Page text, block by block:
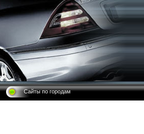
Сайты по городам